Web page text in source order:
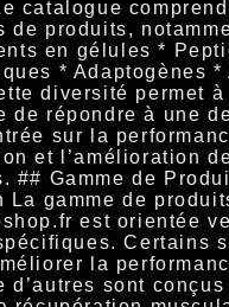
catalogue
de produits,
en gélules *
* Adaptogènes *
diversité permet à
de répondre à une
sur la
et l’amélioration
## Gamme de
La gamme de
est orientée
Certains
la
d’autres sont conçus